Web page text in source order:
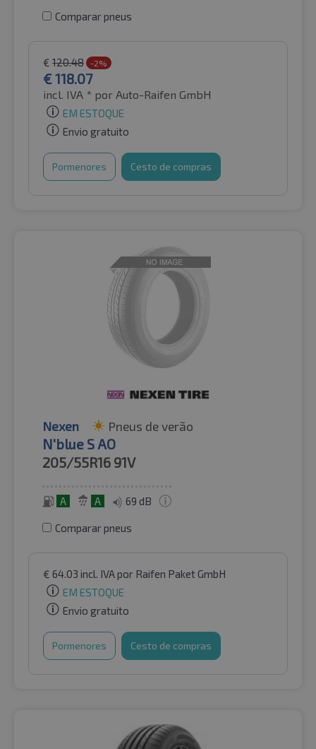
Comparar pneus
€ 120.48 -2%
€118.07
incl. IVA * por Auto-Raifen GmbH
EM ESTOQUE
Envio gratuito
Pormenores Cesto de compras
Nexen Pneus de verão
N'blue S AO
205/55R16 91V
A A 69 dB
Comparar pneus
€ 64.03 incl. IVApor Raifen Paket GmbH
EM ESTOQUE
Envio gratuito
Pormenores Cesto de compras